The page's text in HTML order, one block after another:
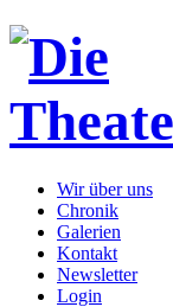
Wir über uns
Chronik
Galerien
Kontakt
Newsletter
Login